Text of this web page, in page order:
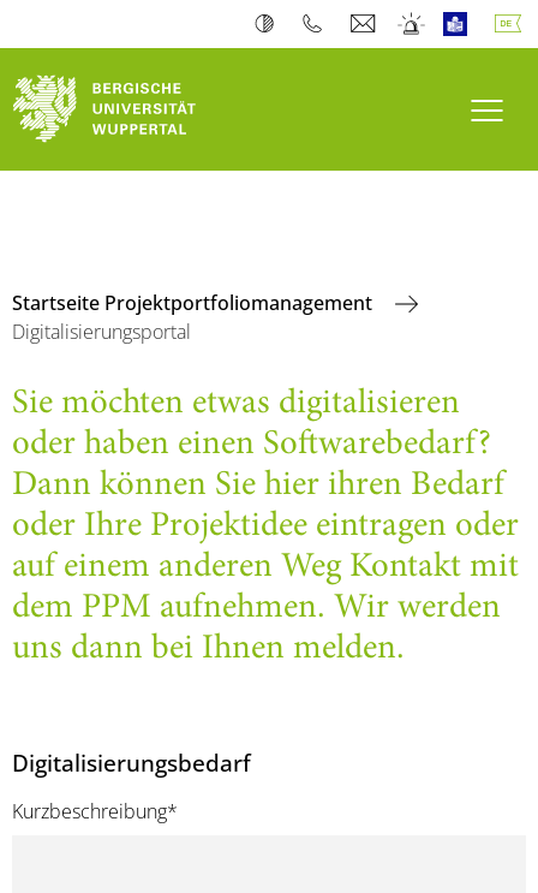
Startseite Projektportfoliomanagement
Digitalisierungsportal
Sie möchten etwas digitalisieren
oder haben einen Softwarebedarf?
Dann können Sie hier ihren Bedarf
oder Ihre Projektidee eintragen oder
auf einem anderen Weg Kontakt mit
dem PPM aufnehmen. Wir werden
uns dann bei Ihnen melden.
Digitalisierungsbedarf
Kurzbeschreibung*